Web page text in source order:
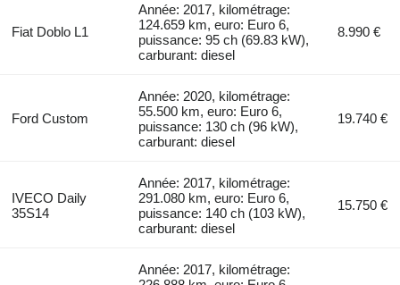
Fiat Doblo L1
Année: 2017, kilométrage:
124.659 km, euro: Euro 6,
puissance: 95 ch (69.83 kW),
carburant: diesel
8.990 €
Ford Custom
Année: 2020, kilométrage:
55.500 km, euro: Euro 6,
puissance: 130 ch (96 kW),
carburant: diesel
19.740 €
IVECO Daily
35S14
Année: 2017, kilométrage:
291.080 km, euro: Euro 6,
puissance: 140 ch (103 kW),
carburant: diesel
15.750 €
Année: 2017, kilométrage: